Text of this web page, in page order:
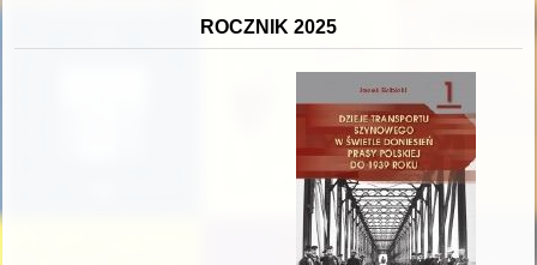
ROCZNIK 2025